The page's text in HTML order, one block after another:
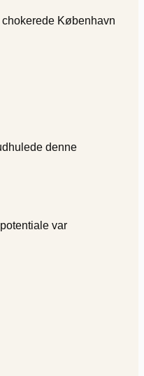
København
denne
var